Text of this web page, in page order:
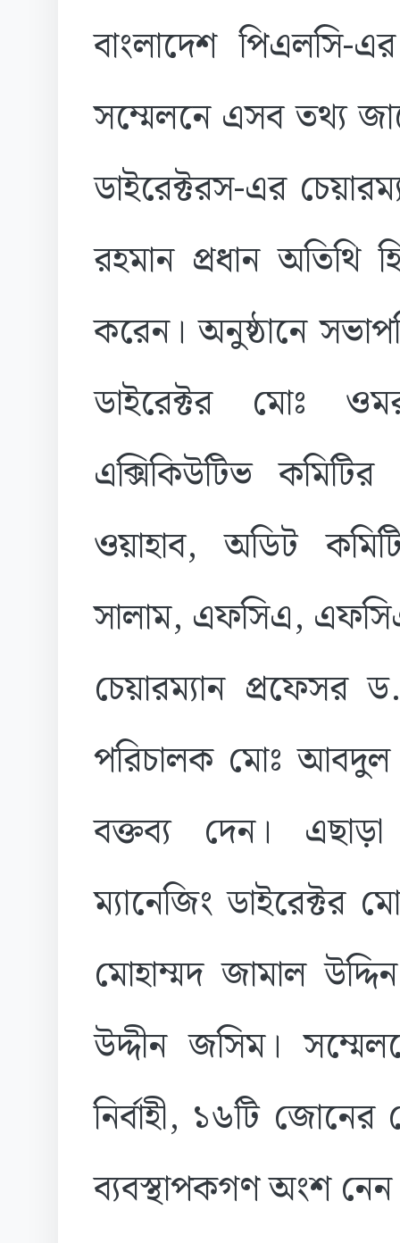
বাংলাদেশ পিএলসি-
সম্মেলনে এসব তথ্য
ডাইরেক্টরস-এর
রহমান প্রধান অতিথি
করেন। অনুষ্ঠানে
ডাইরেক্টর মোঃ
এক্সিকিউটিভ
ওয়াহাব, অডিট
সালাম, এফসিএ,
চেয়ারম্যান প্রফেসর
পরিচালক মোঃ আবদুল
বক্তব্য দেন।
ম্যানেজিং ডাইরেক্টর
মোহাম্মদ জামাল
উদ্দীন জসিম।
নির্বাহী, ১৬টি
ব্যবস্থাপকগণ অংশ